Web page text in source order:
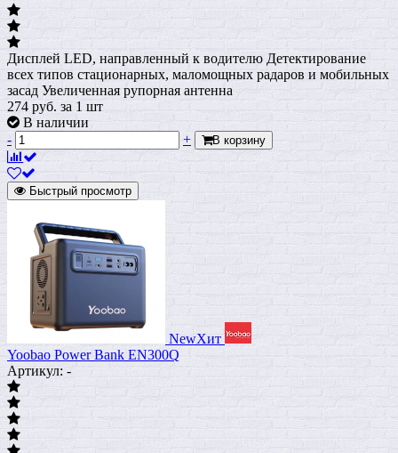
Дисплей LED, направленный к водителю Детектирование
всех типов стационарных, маломощных радаров и мобильных
засад Увеличенная рупорная антенна
274 руб. за 1 шт
В наличии
-
+ В корзину
Быстрый просмотр
NewХит
Yoobao Power Bank EN300Q
Артикул: -